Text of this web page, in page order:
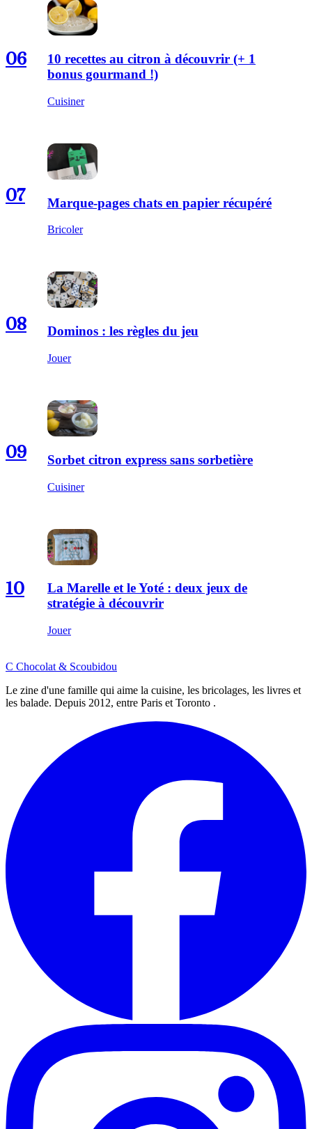
06
10 recettes au citron à découvrir (+ 1
bonus gourmand !)
Cuisiner
07 Marque-pages chats en papier récupéré
Bricoler
08 Dominos : les règles du jeu
Jouer
09 Sorbet citron express sans sorbetière
Cuisiner
10
La Marelle et le Yoté : deux jeux de
stratégie à découvrir
Jouer
C Chocolat & Scoubidou
Le zine d'une famille qui aime la cuisine, les bricolages, les livres et
les balade. Depuis 2012, entre Paris et Toronto .